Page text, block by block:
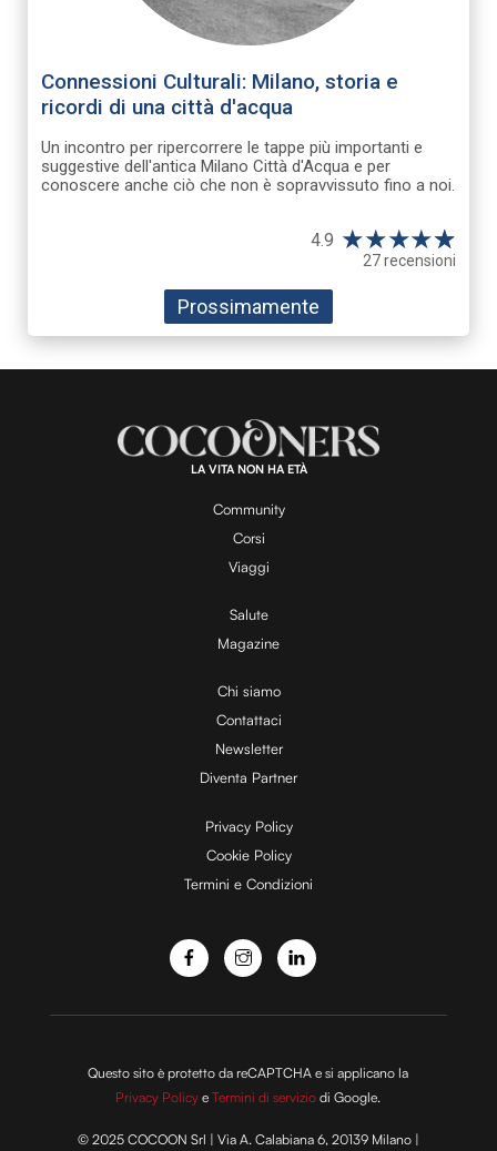
Connessioni Culturali: Milano, storia e
ricordi di una città d'acqua
Un incontro per ripercorrere le tappe più importanti e
suggestive dell'antica Milano Città d'Acqua e per
conoscere anche ciò che non è sopravvissuto fino a noi.
4.9 ★★★★☆
★
27 recensioni
Prossimamente
LA VITA NON HA ETÀ
Community
Corsi
Viaggi
Salute
Magazine
Chi siamo
Contattaci
Newsletter
Diventa Partner
Privacy Policy
Cookie Policy
Termini e Condizioni
Questo sito è protetto da reCAPTCHA e si applicano la
Privacy Policy eTermini di servizio di Google.
© 2025 COCOON Srl | Via A. Calabiana 6, 20139 Milano |